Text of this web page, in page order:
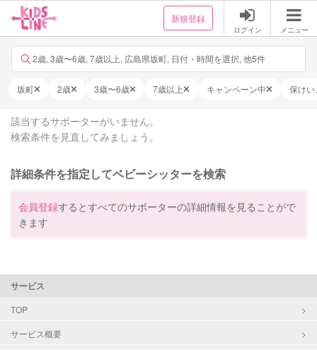
新規登録
ログイン メニュー
2歳, 3歳〜6歳, 7歳以上, 広島県坂町, 日付・時間を選択, 他5件
坂町 2歳 3歳〜6歳 7歳以上 キャンペーン中 保け
該当するサポーターがいません。
検索条件を見直してみましょう。
詳細条件を指定してベビーシッターを検索
会員登録するとすべてのサポーターの詳細情報を見ることがで
きます
サービス
TOP
サービス概要